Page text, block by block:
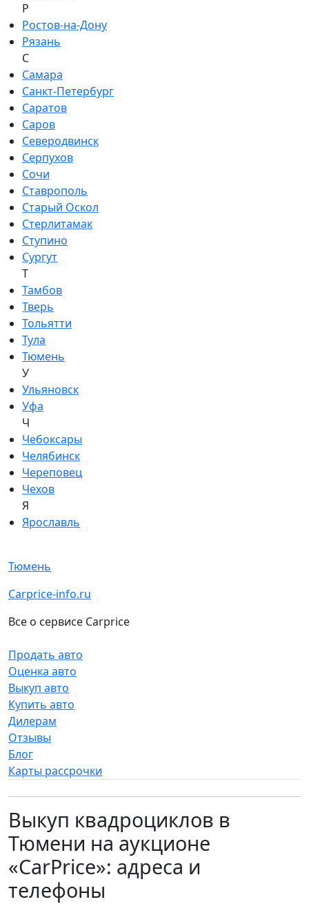
Р
Ростов-на-Дону
Рязань
С
Самара
Санкт-Петербург
Саратов
Саров
Северодвинск
Серпухов
Сочи
Ставрополь
Старый Оскол
Стерлитамак
Ступино
Сургут
Т
Тамбов
Тверь
Тольятти
Тула
Тюмень
У
Ульяновск
Уфа
Ч
Чебоксары
Челябинск
Череповец
Чехов
Я
Ярославль
Тюмень
Carprice-info.ru
Все о сервисе Carprice
Продать авто
Оценка авто
Выкуп авто
Купить авто
Дилерам
Отзывы
Блог
Карты рассрочки
Выкуп квадроциклов в
Тюмени на аукционе
«CarPrice»: адреса и
телефоны